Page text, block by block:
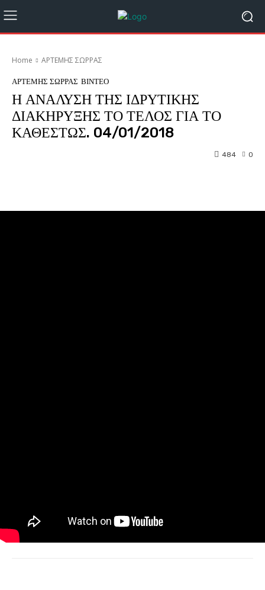
Home ΑΡΤΕΜΗΣ ΣΩΡΡΑΣ
ΑΡΤΕΜΗΣ ΣΩΡΡΑΣ ΒΙΝΤΕΟ
Η ΑΝΑΛΥΣΗ ΤΗΣ ΙΔΡΥΤΙΚΗΣ
ΔΙΑΚΗΡΥΞΗΣ ΤΟ ΤΕΛΟΣ ΓΙΑ ΤΟ
ΚΑΘΕΣΤΩΣ. 04/01/2018
0
484